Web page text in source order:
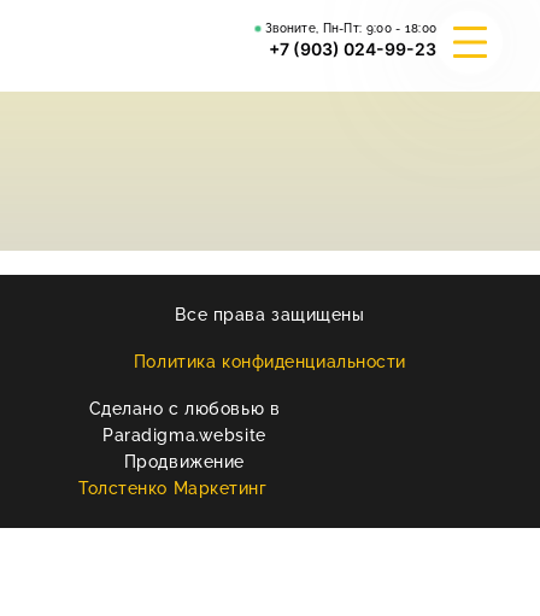
Звоните, Пн-Пт: 9:00 - 18:00
+7 (903) 024-99-23
РЕКВИЗИТЫ
КОНТАКТЫ
Все права защищены
Политика конфиденциальности
Сделано с любовью в
Paradigma.website
Продвижение
Толстенко Маркетинг